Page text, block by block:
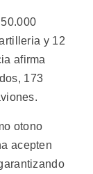
y 12
afirma
173
otono
acepten